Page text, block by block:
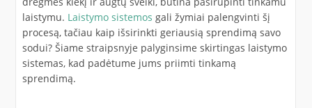
laistymu. Laistymo sistemos gali žymiai palengvinti šį
procesą, tačiau kaip išsirinkti geriausią sprendimą savo
sodui? Šiame straipsnyje palyginsime skirtingas laistymo
sistemas, kad padėtume jums priimti tinkamą
sprendimą.